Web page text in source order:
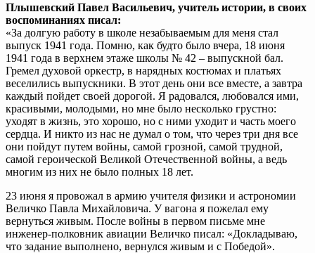
Плышевский Павел Васильевич, учитель истории, в своих
воспоминаниях писал:
«За долгую работу в школе незабываемым для меня стал
выпуск 1941 года. Помню, как будто было вчера, 18 июня
1941 года в верхнем этаже школы № 42 – выпускной бал.
Гремел духовой оркестр, в нарядных костюмах и платьях
веселились выпускники. В этот день они все вместе, а завтра
каждый пойдет своей дорогой. Я радовался, любовался ими,
красивыми, молодыми, но мне было несколько грустно:
уходят в жизнь, это хорошо, но с ними уходит и часть моего
сердца. И никто из нас не думал о том, что через три дня все
они пойдут путем войны, самой грозной, самой трудной,
самой героической Великой Отечественной войны, а ведь
многим из них не было полных 18 лет.
23 июня я провожал в армию учителя физики и астрономии
Величко Павла Михайловича. У вагона я пожелал ему
вернуться живым. После войны в первом письме мне
инженер-полковник авиации Величко писал: «Докладываю,
что задание выполнено, вернулся живым и с Победой».